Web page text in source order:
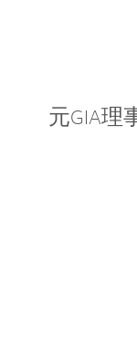
元GIA理